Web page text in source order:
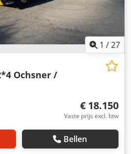
1 /27
Ochsner /
€ 18.150
Vaste prijs excl. btw
Bellen